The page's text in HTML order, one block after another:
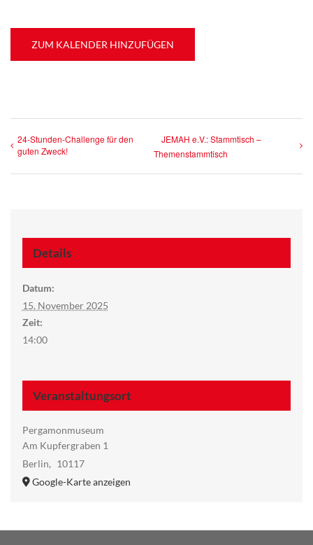
ZUM KALENDER HINZUFÜGEN
24-Stunden-Challenge für den
guten Zweck!
JEMAH e.V.: Stammtisch –
Themenstammtisch
Details
Datum:
15. November 2025
Zeit:
14:00
Veranstaltungsort
Pergamonmuseum
Am Kupfergraben 1
Berlin, 10117
Google-Karte anzeigen